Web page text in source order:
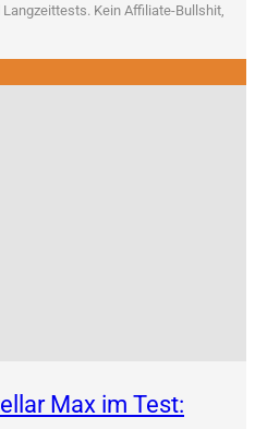
Kein Affi­lia­te-Bull­shit,
Max im Test: